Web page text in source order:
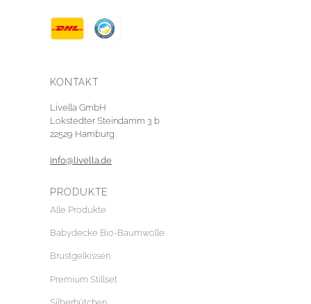
KONTAKT
Livella GmbH
Lokstedter Steindamm 3 b
22529 Hamburg
info@livella.de
PRODUKTE
Alle Produkte
Babydecke Bio-Baumwolle
Brustgelkissen
Premium Stillset